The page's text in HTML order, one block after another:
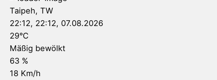
Taipeh, TW
22:12, 22:12, 07.08.2026
29°C
Mäßig bewölkt
63 %
18 Km/h